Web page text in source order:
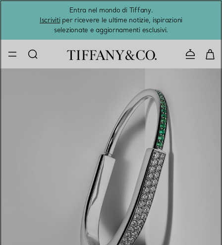
Entra nel mondo di Tiffany.
Iscrivitiper ricevere le ultime notizie, ispirazioni
selezionate e aggiornamenti esclusivi.